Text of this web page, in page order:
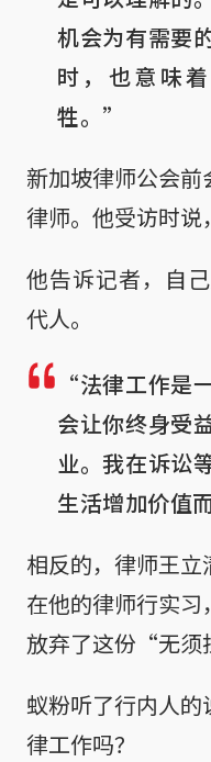
机会为有需要
时，也意味
牲。”
新加坡律师公会
律师。他受访时说
他告诉记者，自
代人。
“法律工作是
会让你终身受
业。我在诉讼
生活增加价值
相反的，律师王
在他的律师行实习
放弃了这份“无须
蚁粉听了行内人
律工作吗？